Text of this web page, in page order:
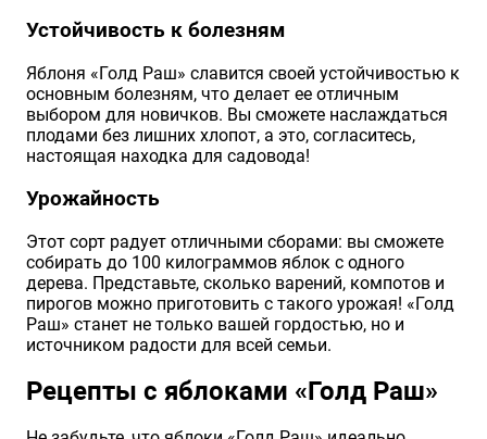
Устойчивость к болезням
Яблоня «Голд Раш» славится своей устойчивостью к
основным болезням, что делает ее отличным
выбором для новичков. Вы сможете наслаждаться
плодами без лишних хлопот, а это, согласитесь,
настоящая находка для садовода!
Урожайность
Этот сорт радует отличными сборами: вы сможете
собирать до 100 килограммов яблок с одного
дерева. Представьте, сколько варений, компотов и
пирогов можно приготовить с такого урожая! «Голд
Раш» станет не только вашей гордостью, но и
источником радости для всей семьи.
Рецепты с яблоками «Голд Раш»